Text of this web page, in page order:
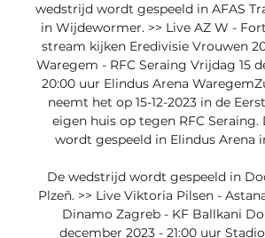
wedstrijd wordt gespeeld in AFAS
in Wijdewormer. >> Live AZ W -
stream kijken Eredivisie Vrouwen
Waregem - RFC Seraing Vrijdag 15
20:00 uur Elindus Arena
neemt het op 15-12-2023 in de
eigen huis op tegen RFC
wordt gespeeld in Elindus Arena
De wedstrijd wordt gespeeld in
Plzeň. >> Live Viktoria Pilsen -
Dinamo Zagreb - KF Ballkani
december 2023 - 21:00 uur